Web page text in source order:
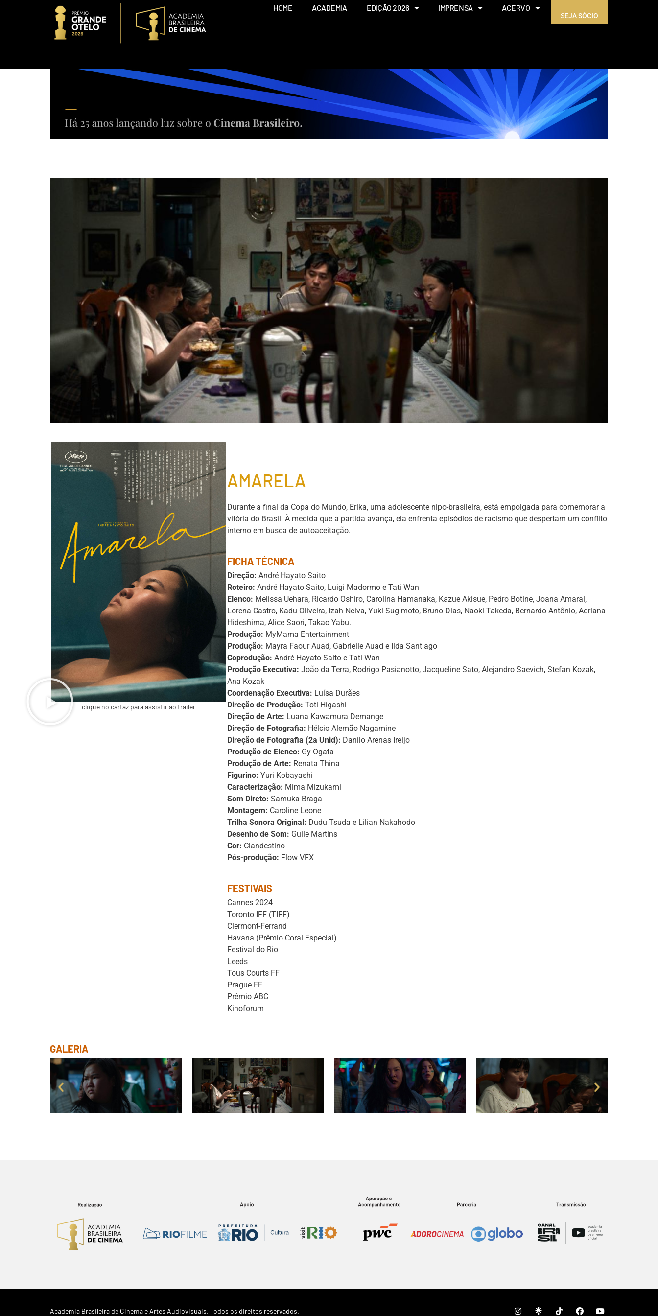
HOME ACADEMIA EDIÇÃO 2026 IMPRENSA ACERVO
SEJA SÓCIO
clique no cartaz para assistir ao trailer
AMARELA
Durante a final da Copa do Mundo, Erika, uma adolescente nipo-brasileira, está empolgada para comemorar a
vitória do Brasil. À medida que a partida avança, ela enfrenta episódios de racismo que despertam um conflito
interno em busca de autoaceitação.
FICHA TÉCNICA
Direção: André Hayato Saito
Roteiro: André Hayato Saito, Luigi Madormo e Tati Wan
Elenco: Melissa Uehara, Ricardo Oshiro, Carolina Hamanaka, Kazue Akisue, Pedro Botine, Joana Amaral,
Lorena Castro, Kadu Oliveira, Izah Neiva, Yuki Sugimoto, Bruno Dias, Naoki Takeda, Bernardo Antônio, Adriana
Hideshima, Alice Saori, Takao Yabu.
Produção: MyMama Entertainment
Produção: Mayra Faour Auad, Gabrielle Auad e Ilda Santiago
Coprodução: André Hayato Saito e Tati Wan
Produção Executiva: João da Terra, Rodrigo Pasianotto, Jacqueline Sato, Alejandro Saevich, Stefan Kozak,
Ana Kozak
Coordenação Executiva: Luísa Durães
Direção de Produção: Toti Higashi
Direção de Arte: Luana Kawamura Demange
Direção de Fotografia: Hélcio Alemão Nagamine
Direção de Fotografia (2a Unid): Danilo Arenas Ireijo
Produção de Elenco: Gy Ogata
Produção de Arte: Renata Thina
Figurino: Yuri Kobayashi
Caracterização: Mima Mizukami
Som Direto: Samuka Braga
Montagem: Caroline Leone
Trilha Sonora Original: Dudu Tsuda e Lilian Nakahodo
Desenho de Som: Guile Martins
Cor: Clandestino
Pós-produção: Flow VFX
FESTIVAIS
Cannes 2024
Toronto IFF (TIFF)
Clermont-Ferrand
Havana (Prêmio Coral Especial)
Festival do Rio
Leeds
Tous Courts FF
Prague FF
Prêmio ABC
Kinoforum
GALERIA
Academia Brasileira de Cinema e Artes Audiovisuais. Todos os direitos reservados.